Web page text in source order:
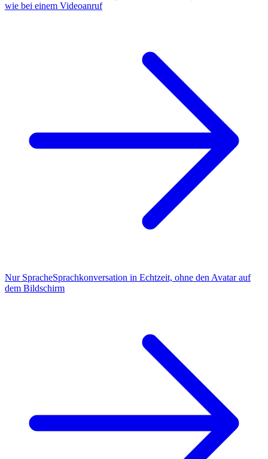
wie bei einem Videoanruf
Nur SpracheSprachkonversation in Echtzeit, ohne den Avatar auf
dem Bildschirm